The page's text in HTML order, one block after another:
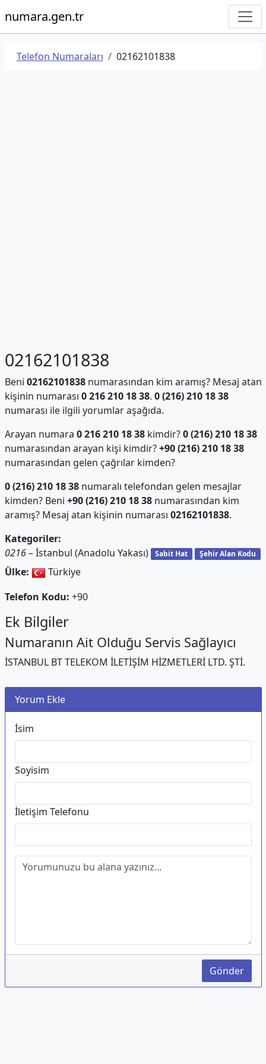
numara.gen.tr
Telefon Numaraları 02162101838
02162101838
Beni 02162101838numarasından kim aramış? Mesaj atan
kişinin numarası 0 216 210 18 38. 0 (216) 210 18 38
numarası ile ilgili yorumlar aşağıda.
Arayan numara 0 216 210 18 38kimdir?0 (216) 210 18 38
numarasından arayan kişi kimdir?+90 (216) 210 18 38
numarasından gelen çağrılar kimden?
0 (216) 210 18 38numaralı telefondan gelen mesajlar
kimden? Beni +90 (216) 210 18 38numarasından kim
aramış? Mesaj atan kişinin numarası 02162101838.
Kategoriler:
0216– İstanbul (Anadolu Yakası) Sabit Hat Şehir Alan Kodu
Ülke:
Türkiye
Telefon Kodu: +90
Ek Bilgiler
Numaranın Ait Olduğu Servis Sağlayıcı
İSTANBUL BT TELEKOM İLETİŞİM HİZMETLERİ LTD. ŞTİ.
Yorum Ekle
İsim
Soyisim
İletişim Telefonu
Gönder